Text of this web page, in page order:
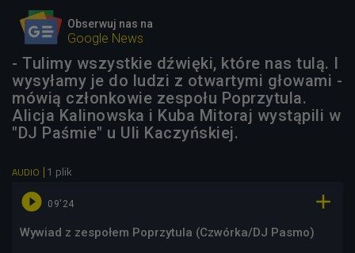
Obserwuj nas na
Google News
- Tulimy wszystkie dźwięki, które nas tulą. I
wysyłamy je do ludzi z otwartymi głowami -
mówią członkowie zespołu Poprzytula.
Alicja Kalinowska i Kuba Mitoraj wystąpili w
"DJ Paśmie" u Uli Kaczyńskiej.
AUDIO 1 plik
 09'24 
Wywiad z zespołem Poprzytula (Czwórka/DJ Pasmo)